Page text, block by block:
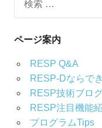
ページ案内
RESP Q&A
RESP-Dならで
RESP技術ブロ
RESP注目機能
プログラムTips